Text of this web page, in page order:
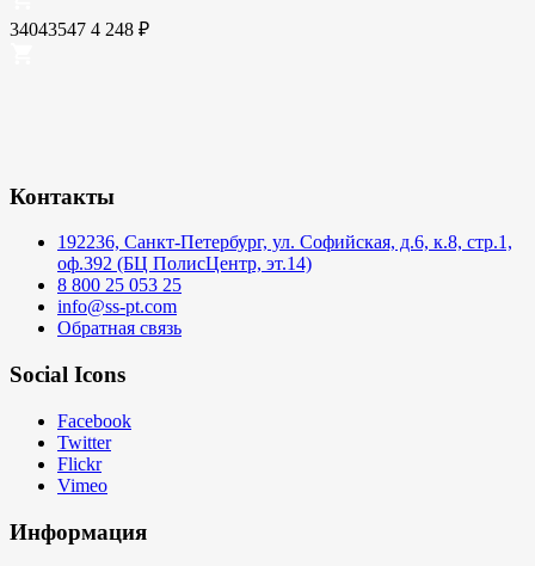
34043547 4 248 ₽
Контакты
192236, Санкт-Петербург, ул. Софийская, д.6, к.8, стр.1,
оф.392 (БЦ ПолисЦентр, эт.14)
8 800 25 053 25
info@ss-pt.com
Обратная связь
Social Icons
Facebook
Twitter
Flickr
Vimeo
Информация